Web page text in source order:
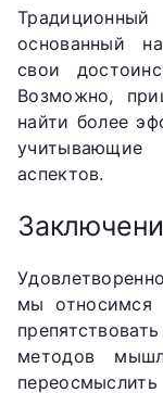
основанный
свои
Возможно,
найти более
аспектов.
мы относимся
методов